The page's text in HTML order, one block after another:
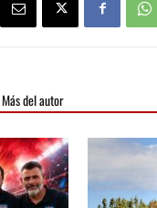
Más del autor